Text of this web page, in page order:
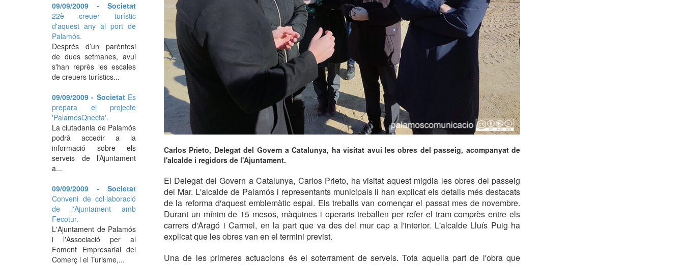
Carlos Prieto, Delegat del Govern a Catalunya, ha visitat avui les obres del passeig, acompanyat de
l'alcalde i regidors de l'Ajuntament.
El Delegat del Govern a Catalunya, Carlos Prieto, ha visitat aquest migdia les obres del passeig
del Mar. L'alcalde de Palamós i representants municipals li han explicat els detalls més destacats
de la reforma d'aquest emblemàtic espai. Els treballs van començar el passat mes de novembre.
Durant un mínim de 15 mesos, màquines i operaris treballen per refer el tram comprès entre els
carrers d'Aragó i Carmel, en la part que va des del mur cap a l'interior. L'alcalde Lluís Puig ha
explicat que les obres van en el termini previst.
Una de les primeres actuacions és el soterrament de serveis. Tota aquella part de l'obra que
09/09/2009 - Societat
22è creuer turístic
d'aquest any al port de
Palamós.
Després d’un parèntesi
de dues setmanes, avui
s'han reprès les escales
de creuers turístics...
09/09/2009 - Societat Es
prepara el projecte
'PalamósQnecta'.
La ciutadania de Palamós
podrà accedir a la
informació sobre els
serveis de l’Ajuntament
a...
09/09/2009 - Societat
Conveni de col·laboració
de l'Ajuntament amb
Fecotur.
L'Ajuntament de Palamós
i l'Associació per al
Foment Empresarial del
Comerç i el Turisme,...